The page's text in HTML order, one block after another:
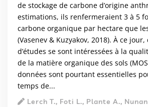
de stockage de carbone d’origine
estimations, ils renfermeraient 3 à 5
carbone organique par hectare que
(Vasenev & Kuzyakov, 2018). À ce
d’études se sont intéressées à la
de la matière organique des sols
données sont pourtant essentielles
temps de...
Lerch T., Foti L., Plante A.,